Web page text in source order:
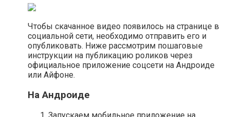
Чтобы скачанное видео появилось на странице в
социальной сети, необходимо отправить его и
опубликовать. Ниже рассмотрим пошаговые
инструкции на публикацию роликов через
официальное приложение соцсети на Андроиде
или Айфоне.
На Андроиде